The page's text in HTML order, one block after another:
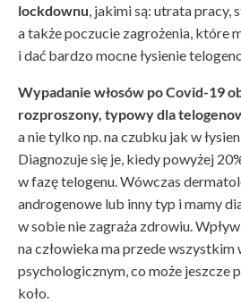
lockdownu , jakimi są: utrata pracy,
a także poczucie zagrożenia, które
i dać bardzo mocne łysienie
Wypadanie włosów po Covid-19
rozproszony, typowy dla
a nie tylko np. na czubku jak w
Diagnozuje się je, kiedy powyżej
w fazę telogenu. Wówczas
androgenowe lub inny typ i mamy
w sobie nie zagraża zdrowiu.
na człowieka ma przede wszystkim
psychologicznym, co może jeszcze
koło.